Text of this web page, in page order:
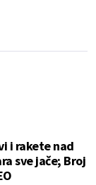
i rakete nad
sve jače; Broj